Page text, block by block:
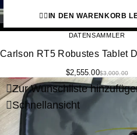
IN DEN WARENKORB
DATENSAMMLER
Carlson RT5 Robustes Tablet
$3,000.00
$2,555.00
Zur Wunschliste
Schnellansicht